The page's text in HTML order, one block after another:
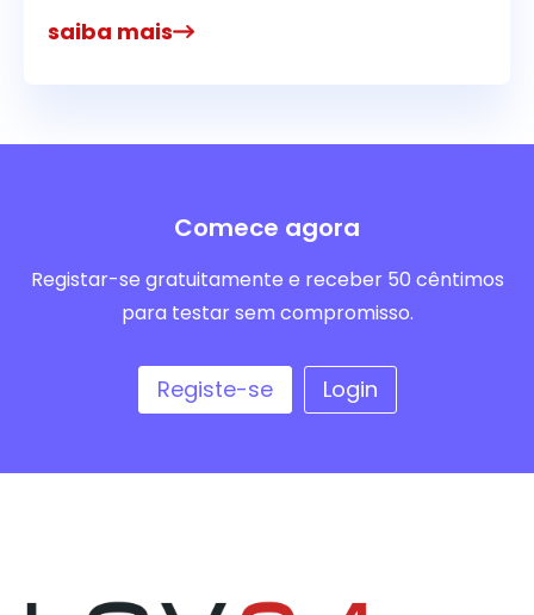
saiba mais
Comece agora
Registar-se gratuitamente e receber 50 cêntimos
para testar sem compromisso.
Registe-se Login